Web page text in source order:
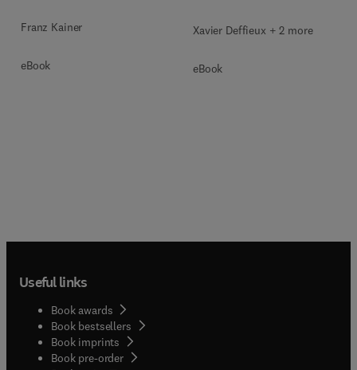
Franz Kainer
eBook
Xavier Deffieux + 2 more
eBook
Useful links
Book awards
Book bestsellers
Book imprints
Book pre-order